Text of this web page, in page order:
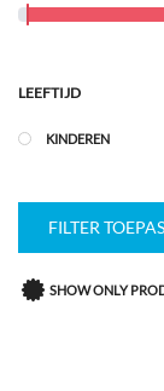
LEEFTIJD
KINDEREN
FILTER
SHOW ONLY